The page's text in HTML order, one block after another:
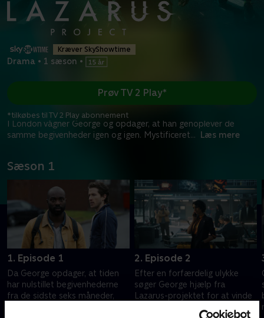
Kræver SkyShowtime
Drama • 1 sæson •
I London vågner George og opdager, at han genoplever de
samme begivenheder igen og igen. Mystificeret... Læs mere
Prøv TV 2 Play*
*tilkøbes til TV 2 Play abonnement
Sæson 1
1. Episode 1
Da George opdager, at tiden
har nulstillet begivenhederne
fra de sidste seks måneder,
2. Episode 2
Efter en forfærdelig ulykke
søger George hjælp fra
Lazarus-projektet for at vinde